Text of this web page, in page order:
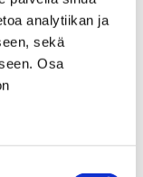
analytiikan ja
sekä
Osa